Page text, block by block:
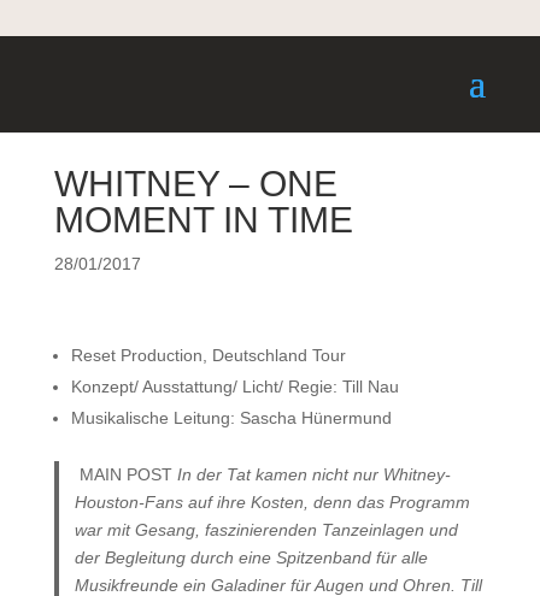
WHITNEY – ONE
MOMENT IN TIME
28/01/2017
Reset Production, Deutschland Tour
Konzept/ Ausstattung/ Licht/ Regie: Till Nau
Musikalische Leitung: Sascha Hünermund
MAIN POSTIn der Tat kamen nicht nur Whitney-
Houston-Fans auf ihre Kosten, denn das Programm
war mit Gesang, faszinierenden Tanzeinlagen und
der Begleitung durch eine Spitzenband für alle
Musikfreunde ein Galadiner für Augen und Ohren. Till